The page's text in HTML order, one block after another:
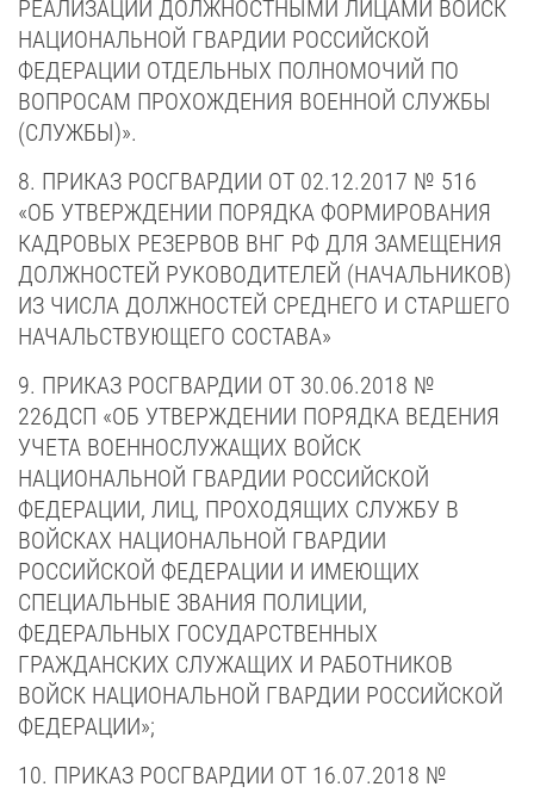
РЕАЛИЗАЦИИ ДОЛЖНОСТНЫМИ ЛИЦАМИ ВОЙСК
НАЦИОНАЛЬНОЙ ГВАРДИИ РОССИЙСКОЙ
ФЕДЕРАЦИИ ОТДЕЛЬНЫХ ПОЛНОМОЧИЙ ПО
ВОПРОСАМ ПРОХОЖДЕНИЯ ВОЕННОЙ СЛУЖБЫ
(СЛУЖБЫ)».
8. ПРИКАЗ РОСГВАРДИИ ОТ 02.12.2017 № 516
«ОБ УТВЕРЖДЕНИИ ПОРЯДКА ФОРМИРОВАНИЯ
КАДРОВЫХ РЕЗЕРВОВ ВНГ РФ ДЛЯ ЗАМЕЩЕНИЯ
ДОЛЖНОСТЕЙ РУКОВОДИТЕЛЕЙ (НАЧАЛЬНИКОВ)
ИЗ ЧИСЛА ДОЛЖНОСТЕЙ СРЕДНЕГО И СТАРШЕГО
НАЧАЛЬСТВУЮЩЕГО СОСТАВА»
9. ПРИКАЗ РОСГВАРДИИ ОТ 30.06.2018 №
226ДСП «ОБ УТВЕРЖДЕНИИ ПОРЯДКА ВЕДЕНИЯ
УЧЕТА ВОЕННОСЛУЖАЩИХ ВОЙСК
НАЦИОНАЛЬНОЙ ГВАРДИИ РОССИЙСКОЙ
ФЕДЕРАЦИИ, ЛИЦ, ПРОХОДЯЩИХ СЛУЖБУ В
ВОЙСКАХ НАЦИОНАЛЬНОЙ ГВАРДИИ
РОССИЙСКОЙ ФЕДЕРАЦИИ И ИМЕЮЩИХ
СПЕЦИАЛЬНЫЕ ЗВАНИЯ ПОЛИЦИИ,
ФЕДЕРАЛЬНЫХ ГОСУДАРСТВЕННЫХ
ГРАЖДАНСКИХ СЛУЖАЩИХ И РАБОТНИКОВ
ВОЙСК НАЦИОНАЛЬНОЙ ГВАРДИИ РОССИЙСКОЙ
ФЕДЕРАЦИИ»;
10. ПРИКАЗ РОСГВАРДИИ ОТ 16.07.2018 №